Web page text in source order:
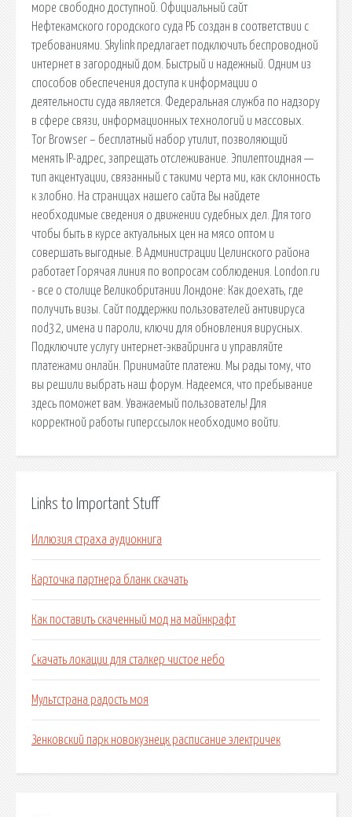
море свободно доступной. Официальный сайт
Нефтекамского городского суда РБ создан в соответствии с
требованиями. Skylink предлагает подключить беспроводной
интернет в загородный дом. Быстрый и надежный. Одним из
способов обеспечения доступа к информации о
деятельности суда является. Федеральная служба по надзору
в сфере связи, информационных технологий и массовых.
Tor Browser – бесплатный набор утилит, позволяющий
менять IP-адрес, запрещать отслеживание. Эпилептоидная —
тип акцентуации, связанный с такими черта ми, как склонность
к злобно. На страницах нашего сайта Вы найдете
необходимые сведения о движении судебных дел. Для того
чтобы быть в курсе актуальных цен на мясо оптом и
совершать выгодные. В Администрации Целинского района
работает Горячая линия по вопросам соблюдения. London.ru
- все о столице Великобритании Лондоне: Как доехать, где
получить визы. Сайт поддержки пользователей антивируса
nod32, имена и пароли, ключи для обновления вирусных.
Подключите услугу интернет-эквайринга и управляйте
платежами онлайн. Принимайте платежи. Мы рады тому, что
вы решили выбрать наш форум. Надеемся, что пребывание
здесь поможет вам. Уважаемый пользователь! Для
корректной работы гиперссылок необходимо войти.
Links to Important Stuff
Иллюзия страха аудиокнига
Карточка партнера бланк скачать
Как поставить скаченный мод на майнкрафт
Скачать локации для сталкер чистое небо
Мультстрана радость моя
Зенковский парк новокузнецк расписание электричек